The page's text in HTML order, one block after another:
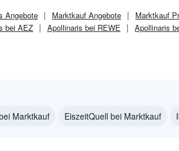
Angebote Marktkauf Angebote Marktkauf
bei AEZ
Apollinaris bei REWE Apollinaris
Marktkauf EiszeitQuell bei Marktkauf